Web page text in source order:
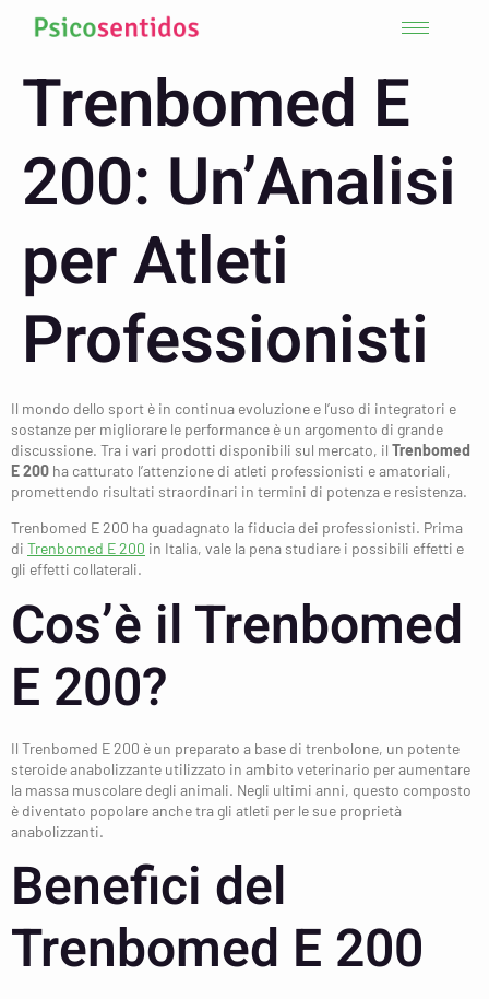
Trenbomed E
200: Un’Analisi
per Atleti
Professionisti
Il mondo dello sport è in continua evoluzione e l’uso di integratori e
sostanze per migliorare le performance è un argomento di grande
discussione. Tra i vari prodotti disponibili sul mercato, il Trenbomed
E 200 ha catturato l’attenzione di atleti professionisti e amatoriali,
promettendo risultati straordinari in termini di potenza e resistenza.
Trenbomed E 200 ha guadagnato la fiducia dei professionisti. Prima
di Trenbomed E 200 in Italia, vale la pena studiare i possibili effetti e
gli effetti collaterali.
Cos’è il Trenbomed
E 200?
Il Trenbomed E 200 è un preparato a base di trenbolone, un potente
steroide anabolizzante utilizzato in ambito veterinario per aumentare
la massa muscolare degli animali. Negli ultimi anni, questo composto
è diventato popolare anche tra gli atleti per le sue proprietà
anabolizzanti.
Benefici del
Trenbomed E 200